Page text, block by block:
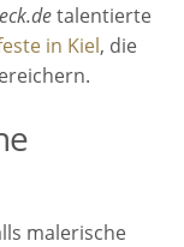
talentierte
in Kiel, die
malerische